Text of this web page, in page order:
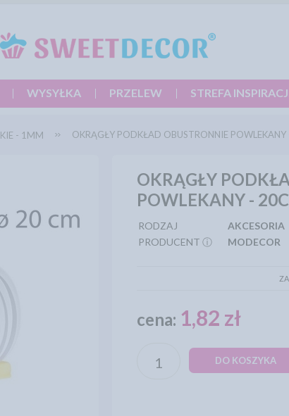
WYSYŁKA PRZELEW STREFA
- 1MM OKRĄGŁY PODKŁAD OBUSTRONNIE
OKRĄGŁY
POWLEKANY -
RODZAJ
AKCESORIA
PRODUCENT ⓘ
MODECOR
cena: 1,82 zł
DO KOSZYKA